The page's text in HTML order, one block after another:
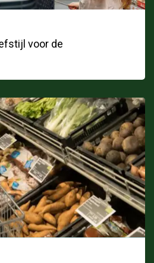
voor de